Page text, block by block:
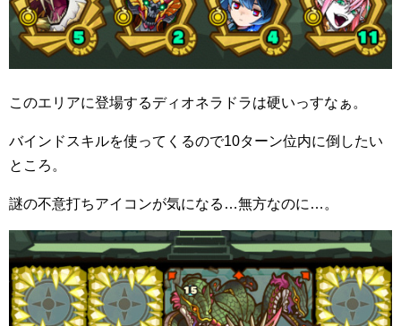
このエリアに登場するディオネラドラは硬いっすなぁ。
バインドスキルを使ってくるので10ターン位内に倒したい
ところ。
謎の不意打ちアイコンが気になる…無方なのに…。